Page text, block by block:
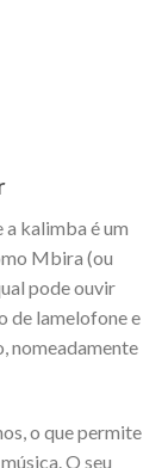
a kalimba é um
Mbira (ou
pode ouvir
de lamelofone e
nomeadamente
o que permite
O seu